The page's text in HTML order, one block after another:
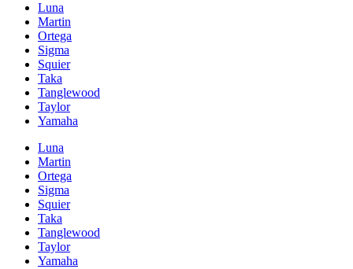
Luna
Martin
Ortega
Sigma
Squier
Taka
Tanglewood
Taylor
Yamaha
Luna
Martin
Ortega
Sigma
Squier
Taka
Tanglewood
Taylor
Yamaha